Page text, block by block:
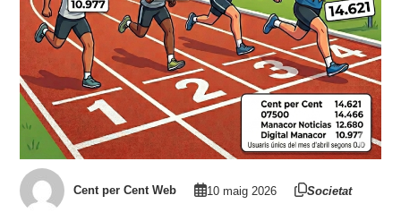
Cent per Cent Web 10 maig 2026 Societat